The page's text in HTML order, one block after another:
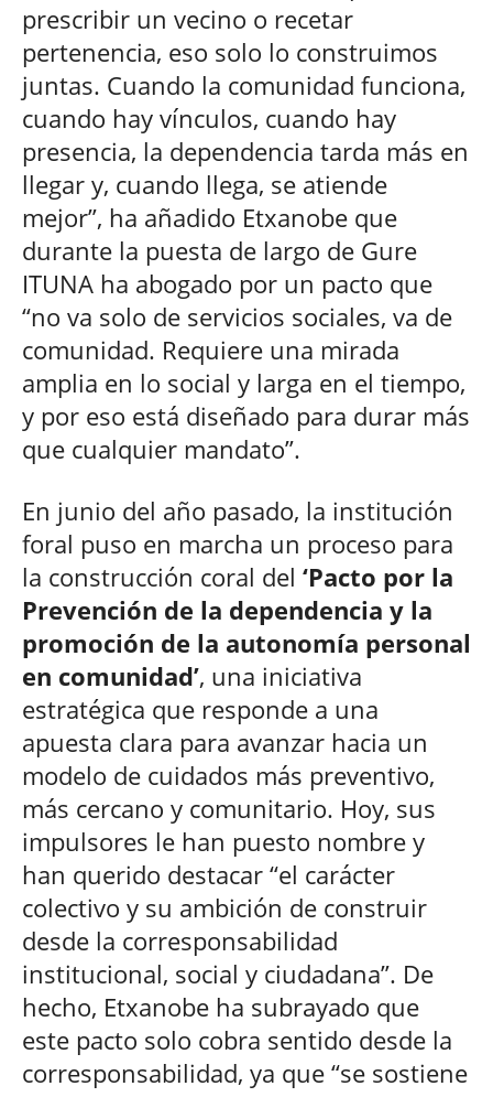
prescribir un vecino o recetar
pertenencia, eso solo lo construimos
juntas. Cuando la comunidad funciona,
cuando hay vínculos, cuando hay
presencia, la dependencia tarda más en
llegar y, cuando llega, se atiende
mejor”, ha añadido Etxanobe que
durante la puesta de largo de Gure
ITUNA ha abogado por un pacto que
“no va solo de servicios sociales, va de
comunidad. Requiere una mirada
amplia en lo social y larga en el tiempo,
y por eso está diseñado para durar más
que cualquier mandato”.
En junio del año pasado, la institución
foral puso en marcha un proceso para
la construcción coral del ‘Pacto por la
Prevención de la dependencia y la
promoción de la autonomía personal
en comunidad’, una iniciativa
estratégica que responde a una
apuesta clara para avanzar hacia un
modelo de cuidados más preventivo,
más cercano y comunitario. Hoy, sus
impulsores le han puesto nombre y
han querido destacar “el carácter
colectivo y su ambición de construir
desde la corresponsabilidad
institucional, social y ciudadana”. De
hecho, Etxanobe ha subrayado que
este pacto solo cobra sentido desde la
corresponsabilidad, ya que “se sostiene